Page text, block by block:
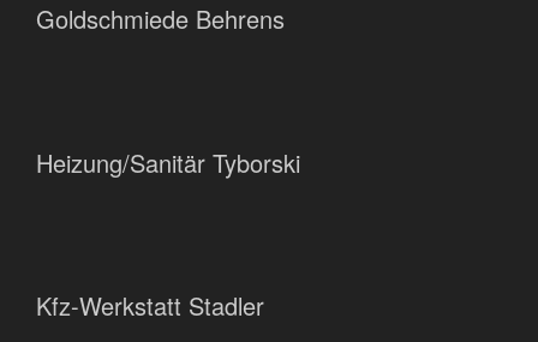
Goldschmiede Behrens
Heizung/Sanitär Tyborski
Kfz-Werkstatt Stadler